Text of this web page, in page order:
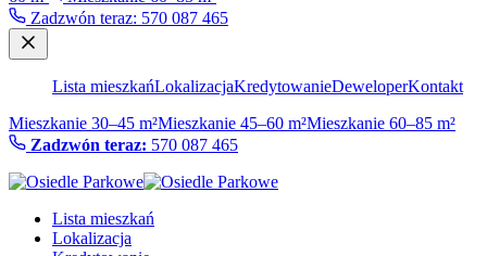
Zadzwón teraz: 570 087 465
Lista mieszkańLokalizacjaKredytowanieDeweloperKontakt
Mieszkanie 30–45 m²Mieszkanie 45–60 m²Mieszkanie 60–85 m²
Zadzwón teraz: 570 087 465
Lista mieszkań
Lokalizacja